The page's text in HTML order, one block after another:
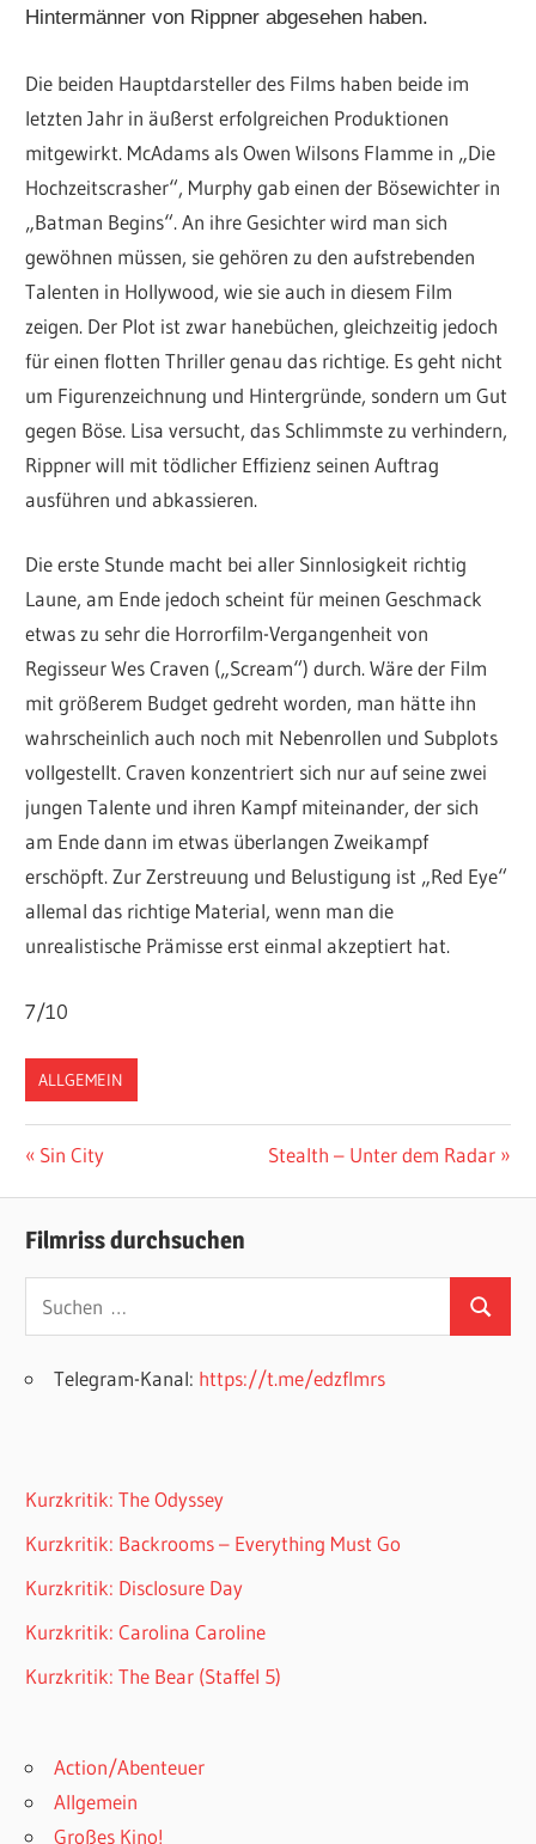
Hintermänner von Rippner abgesehen haben.
Die beiden Hauptdarsteller des Films haben beide im
letzten Jahr in äußerst erfolgreichen Produktionen
mitgewirkt. McAdams als Owen Wilsons Flamme in „Die
Hochzeitscrasher“, Murphy gab einen der Bösewichter in
„Batman Begins“. An ihre Gesichter wird man sich
gewöhnen müssen, sie gehören zu den aufstrebenden
Talenten in Hollywood, wie sie auch in diesem Film
zeigen. Der Plot ist zwar hanebüchen, gleichzeitig jedoch
für einen flotten Thriller genau das richtige. Es geht nicht
um Figurenzeichnung und Hintergründe, sondern um Gut
gegen Böse. Lisa versucht, das Schlimmste zu verhindern,
Rippner will mit tödlicher Effizienz seinen Auftrag
ausführen und abkassieren.
Die erste Stunde macht bei aller Sinnlosigkeit richtig
Laune, am Ende jedoch scheint für meinen Geschmack
etwas zu sehr die Horrorfilm-Vergangenheit von
Regisseur Wes Craven („Scream“) durch. Wäre der Film
mit größerem Budget gedreht worden, man hätte ihn
wahrscheinlich auch noch mit Nebenrollen und Subplots
vollgestellt. Craven konzentriert sich nur auf seine zwei
jungen Talente und ihren Kampf miteinander, der sich
am Ende dann im etwas überlangen Zweikampf
erschöpft. Zur Zerstreuung und Belustigung ist „Red Eye“
allemal das richtige Material, wenn man die
unrealistische Prämisse erst einmal akzeptiert hat.
7/10
ALLGEMEIN
Beitragsnavigation
Vorheriger
Sin City
Nächster
Stealth – Unter dem Radar
Filmriss durchsuchen
Suchen
nach:
Suchen
Telegram-Kanal: https://t.me/edzflmrs
Kurzkritik: The Odyssey
Kurzkritik: Backrooms – Everything Must Go
Kurzkritik: Disclosure Day
Kurzkritik: Carolina Caroline
Kurzkritik: The Bear (Staffel 5)
Action/Abenteuer
Allgemein
Großes Kino!